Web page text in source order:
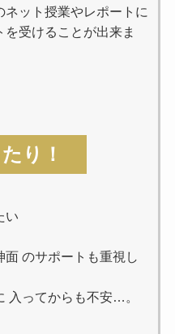
ット授業やレポートに
受けることが出来ま
り！
い
面 のサポートも重視し
入ってからも不安…。